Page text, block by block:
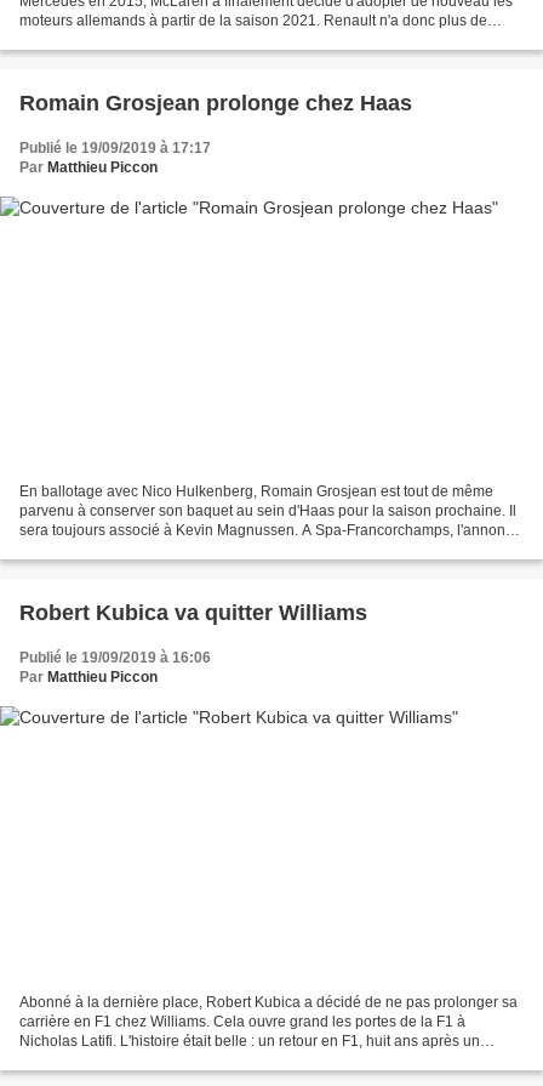
moteurs allemands à partir de la saison 2021. Renault n'a donc plus de
Romain Grosjean prolonge chez Haas
Publié le 19/09/2019 à 17:17
Par Matthieu Piccon
En ballotage avec Nico Hulkenberg, Romain Grosjean est tout de même
parvenu à conserver son baquet au sein d'Haas pour la saison prochaine. Il
sera toujours associé à Kevin Magnussen. A Spa-Francorchamps, l'annonce
Robert Kubica va quitter Williams
Publié le 19/09/2019 à 16:06
Par Matthieu Piccon
Abonné à la dernière place, Robert Kubica a décidé de ne pas prolonger sa
carrière en F1 chez Williams. Cela ouvre grand les portes de la F1 à
Nicholas Latifi. L'histoire était belle : un retour en F1, huit ans après un